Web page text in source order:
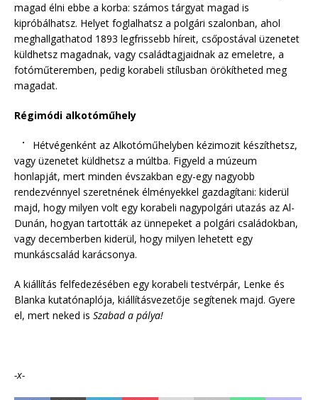
magad élni ebbe a korba: számos tárgyat magad is
kipróbálhatsz. Helyet foglalhatsz a polgári szalonban, ahol
meghallgathatod 1893 legfrissebb híreit, csőpostával üzenetet
küldhetsz magadnak, vagy családtagjaidnak az emeletre, a
fotóműteremben, pedig korabeli stílusban örökítheted meg
magadat.
Régimódi alkotóműhely
Hétvégenként az Alkotóműhelyben kézimozit készíthetsz,
vagy üzenetet küldhetsz a múltba. Figyeld a múzeum
honlapját, mert minden évszakban egy-egy nagyobb
rendezvénnyel szeretnének élményekkel gazdagítani: kiderül
majd, hogy milyen volt egy korabeli nagypolgári utazás az Al-
Dunán, hogyan tartották az ünnepeket a polgári családokban,
vagy decemberben kiderül, hogy milyen lehetett egy
munkáscsalád karácsonya.
A kiállítás felfedezésében egy korabeli testvérpár, Lenke és
Blanka kutatónaplója, kiállításvezetője segítenek majd. Gyere
el, mert neked is Szabad a pálya!
-x-